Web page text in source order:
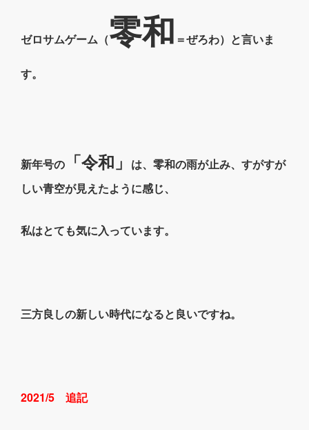
ゼロサムゲーム（零和 ＝ぜろわ）と言いま
す。
新年号の「令和」 は、零和の雨が止み、すがすが
しい青空が見えたように感じ、
私はとても気に入っています。
三方良しの新しい時代になると良いですね。
2021/5 追記